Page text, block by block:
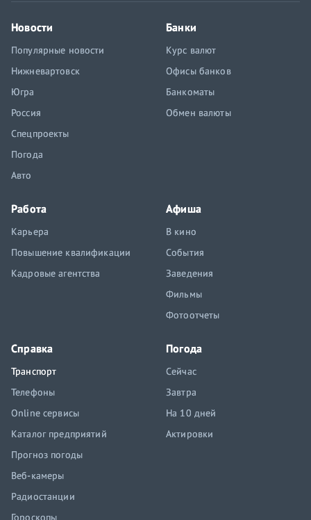
Новости
Популярные новости
Нижневартовск
Югра
Россия
Спецпроекты
Погода
Авто
Банки
Курс валют
Офисы банков
Банкоматы
Обмен валюты
Работа
Карьера
Повышение квалификации
Кадровые агентства
Афиша
В кино
События
Заведения
Фильмы
Фотоотчеты
Справка
Транспорт
Телефоны
Online сервисы
Каталог предприятий
Прогноз погоды
Веб-камеры
Радиостанции
Гороскопы
Погода
Сейчас
Завтра
На 10 дней
Актировки